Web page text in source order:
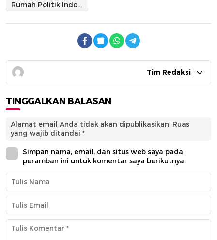
Rumah Politik Indonesia
Tim Redaksi
TINGGALKAN BALASAN
Alamat email Anda tidak akan dipublikasikan. Ruas
yang wajib ditandai *
Simpan nama, email, dan situs web saya pada
peramban ini untuk komentar saya berikutnya.